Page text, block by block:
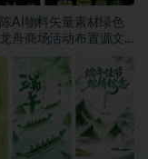
AI物料矢量素材绿色
舟商场活动布置源文
~1549期